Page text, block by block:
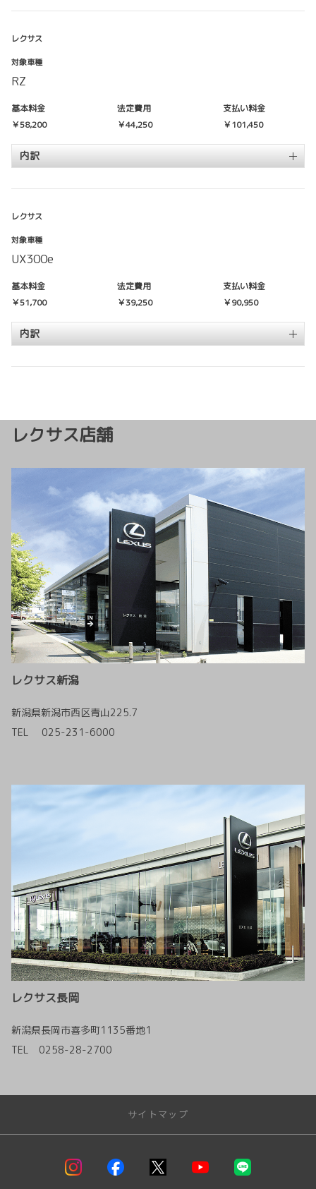
レクサス
対象車種
RZ
基本料金
￥58,200
法定費用
￥44,250
支払い料金
￥101,450
内訳
レクサス
対象車種
UX300e
基本料金
￥51,700
法定費用
￥39,250
支払い料金
￥90,950
内訳
レクサス店舗
レクサス新潟
新潟県新潟市西区青山225.7
TEL 025-231-6000
レクサス長岡
新潟県長岡市喜多町1135番地1
TEL 0258-28-2700
サイトマップ